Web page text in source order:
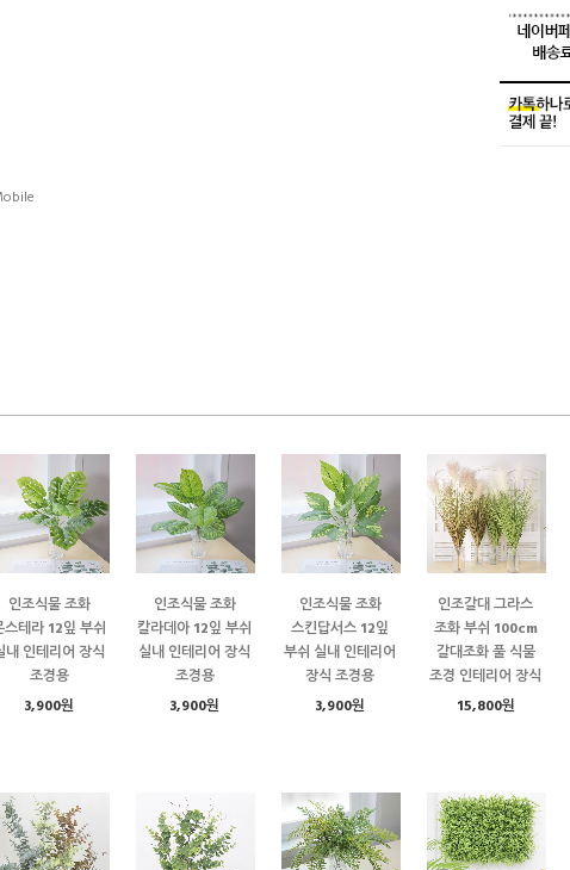
인조식물 조화
스테라 12잎 부쉬
내 인테리어 장식
조경용
3,900원
인조식물 조화
칼라데아 12잎 부쉬
실내 인테리어 장식
조경용
3,900원
인조식물 조화
스킨답서스 12잎
부쉬 실내 인테리어
장식 조경용
3,900원
인조갈대 그라스
조화 부쉬 100cm
갈대조화 풀 식물
조경 인테리어 장식
15,800원